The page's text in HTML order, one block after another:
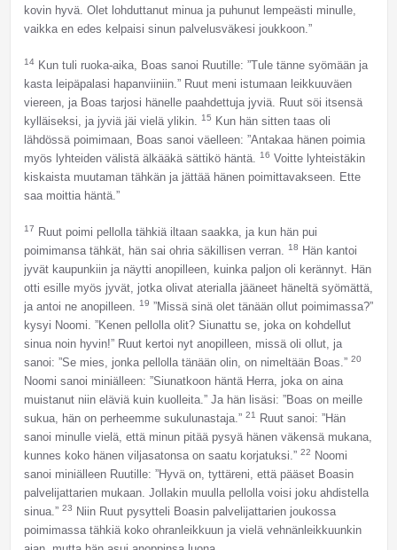
kovin hyvä. Olet lohduttanut minua ja puhunut lempeästi minulle,
vaikka en edes kelpaisi sinun palvelusväkesi joukkoon.”
14Kun tuli ruoka-aika, Boas sanoi Ruutille: ”Tule tänne syömään ja
kasta leipäpalasi hapanviiniin.” Ruut meni istumaan leikkuuväen
viereen, ja Boas tarjosi hänelle paahdettuja jyviä. Ruut söi itsensä
kylläiseksi, ja jyviä jäi vielä ylikin. 15
Kun hän sitten taas oli
lähdössä poimimaan, Boas sanoi väelleen: ”Antakaa hänen poimia
myös lyhteiden välistä älkääkä sättikö häntä. 16 Voitte lyhteistäkin
kiskaista muutaman tähkän ja jättää hänen poimittavakseen. Ette
saa moittia häntä.”
17
Ruut poimi pellolla tähkiä iltaan saakka, ja kun hän pui
poimimansa tähkät, hän sai ohria säkillisen verran. 18
Hän kantoi
jyvät kaupunkiin ja näytti anopilleen, kuinka paljon oli kerännyt. Hän
otti esille myös jyvät, jotka olivat aterialla jääneet häneltä syömättä,
ja antoi ne anopilleen. 19 ”Missä sinä olet tänään ollut poimimassa?”
kysyi Noomi. ”Kenen pellolla olit? Siunattu se, joka on kohdellut
sinua noin hyvin!” Ruut kertoi nyt anopilleen, missä oli ollut, ja
sanoi: ”Se mies, jonka pellolla tänään olin, on nimeltään Boas.” 20
Noomi sanoi miniälleen: ”Siunatkoon häntä Herra, joka on aina
muistanut niin eläviä kuin kuolleita.” Ja hän lisäsi: ”Boas on meille
sukua, hän on perheemme sukulunastaja.” 21
Ruut sanoi: ”Hän
sanoi minulle vielä, että minun pitää pysyä hänen väkensä mukana,
kunnes koko hänen viljasatonsa on saatu korjatuksi.” 22
Noomi
sanoi miniälleen Ruutille: ”Hyvä on, tyttäreni, että pääset Boasin
palvelijattarien mukaan. Jollakin muulla pellolla voisi joku ahdistella
sinua.” 23
Niin Ruut pysytteli Boasin palvelijattarien joukossa
poimimassa tähkiä koko ohranleikkuun ja vielä vehnänleikkuunkin